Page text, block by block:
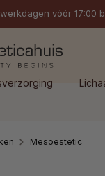
vóór 17:00
Mesoestetic